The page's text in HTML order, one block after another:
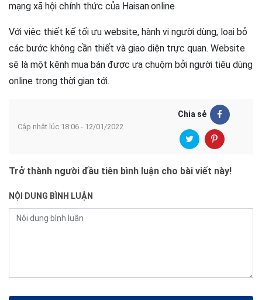
mạng xã hội chính thức của Haisan.online
Với việc thiết kế tối ưu website, hành vi người dùng, loại bỏ
các bước không cần thiết và giao diện trực quan. Website
sẽ là một kênh mua bán được ưa chuộm bởi người tiêu dùng
online trong thời gian tới.
Cập nhật lúc 18:06 - 12/01/2022
Chia sẻ
Trở thành người đầu tiên bình luận cho bài viết này!
NỘI DUNG BÌNH LUẬN